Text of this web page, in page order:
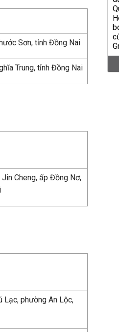
Sơn, tỉnh Đồng Nai
Trung, tỉnh Đồng Nai
Cheng, ấp Đồng Nơ,
Lạc, phường An Lộc,